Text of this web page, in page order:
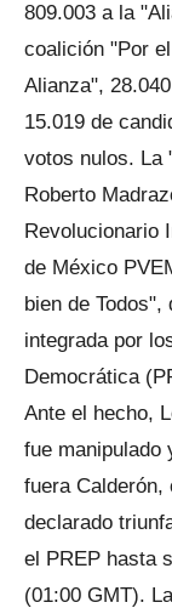
809.003 a la
coalición "Por
Alianza",
15.019 de
votos nulos. La
Roberto
Revolucionario
de México
bien de Todos",
integrada por
Democrática
Ante el hecho,
fue manipulado
fuera Calderón,
declarado
el PREP hasta
(01:00 GMT).